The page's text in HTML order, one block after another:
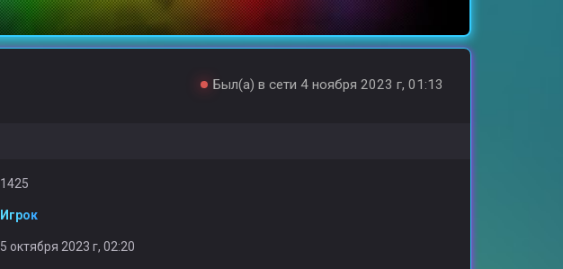
Был(а) в сети 4 ноября 2023 г, 01:13
1425
Игрок
5 октября 2023 г, 02:20